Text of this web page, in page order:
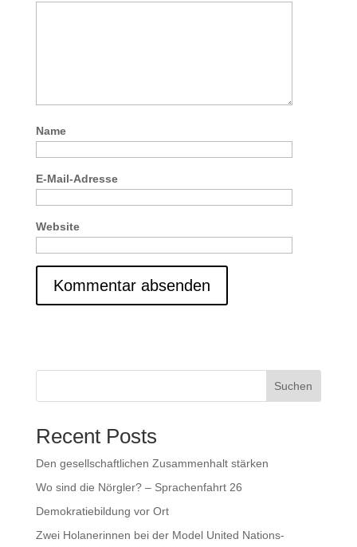
Name
E-Mail-Adresse
Website
Suchen
Recent Posts
Den gesellschaftlichen Zusammenhalt stärken
Wo sind die Nörgler? – Sprachenfahrt 26
Demokratiebildung vor Ort
Zwei Holanerinnen bei der Model United Nations-